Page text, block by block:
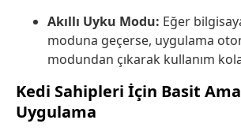
Akıllı Uyku Modu: Eğer
moduna geçerse, uygulama
modundan çıkarak kullanım
Kedi Sahipleri İçin Basit
Uygulama